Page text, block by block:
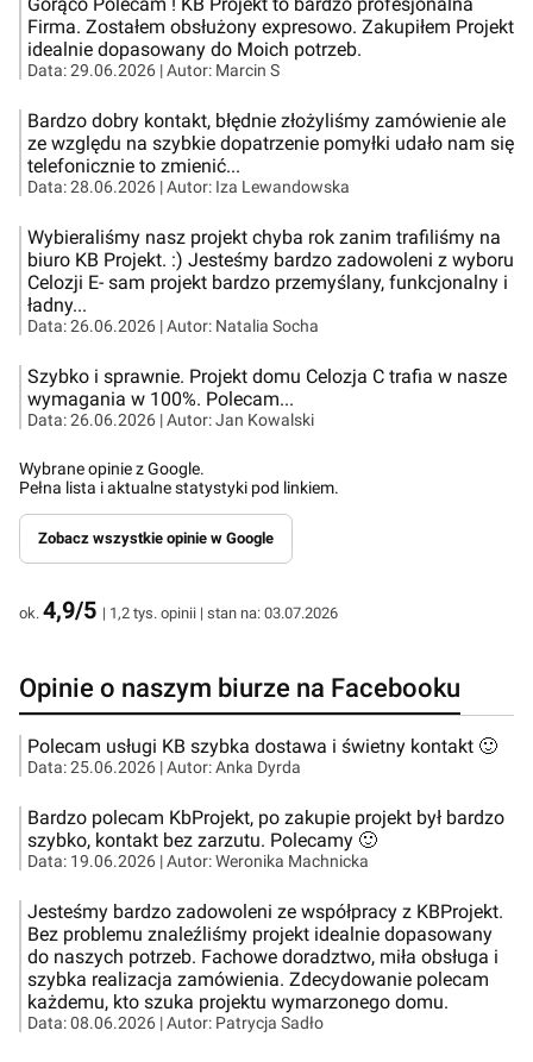
Gorąco Polecam ! KB Projekt to bardzo profesjonalna
Firma. Zostałem obsłużony expresowo. Zakupiłem Projekt
idealnie dopasowany do Moich potrzeb.
Data:29.06.2026 | Autor: Marcin S
Bardzo dobry kontakt, błędnie złożyliśmy zamówienie ale
ze względu na szybkie dopatrzenie pomyłki udało nam się
telefonicznie to zmienić...
Data:28.06.2026 | Autor: Iza Lewandowska
Wybieraliśmy nasz projekt chyba rok zanim trafiliśmy na
biuro KB Projekt. :) Jesteśmy bardzo zadowoleni z wyboru
Celozji E- sam projekt bardzo przemyślany, funkcjonalny i
ładny...
Data:26.06.2026 | Autor: Natalia Socha
Szybko i sprawnie. Projekt domu Celozja C trafia w nasze
wymagania w 100%. Polecam...
Data:26.06.2026 | Autor:Jan Kowalski
Wybrane opinie z Google.
Pełna lista i aktualne statystyki pod linkiem.
Zobacz wszystkie opinie w Google
ok. 4,9/5 | 1,2 tys. opinii | stan na: 03.07.2026
Opinie o naszym biurze na Facebooku
Polecam usługi KB szybka dostawa i świetny kontakt 🙂
Data:25.06.2026 | Autor:Anka Dyrda
Bardzo polecam KbProjekt, po zakupie projekt był bardzo
szybko, kontakt bez zarzutu. Polecamy 🙂
Data: 19.06.2026 | Autor:Weronika Machnicka
Jesteśmy bardzo zadowoleni ze współpracy z KBProjekt.
Bez problemu znaleźliśmy projekt idealnie dopasowany
do naszych potrzeb. Fachowe doradztwo, miła obsługa i
szybka realizacja zamówienia. Zdecydowanie polecam
każdemu, kto szuka projektu wymarzonego domu.
Data:08.06.2026 | Autor: Patrycja Sadło